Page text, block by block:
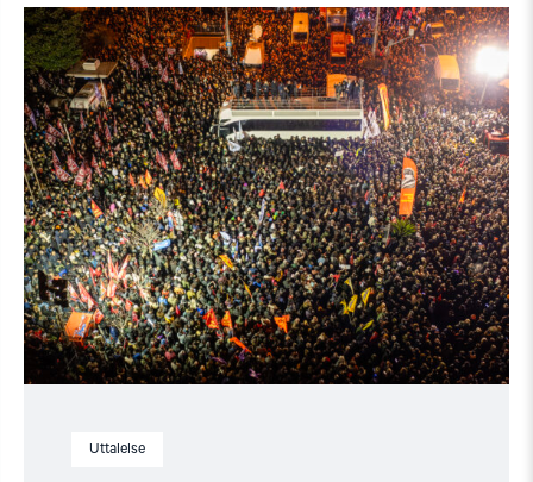
Uttalelse
Read
article
"Tyrkias
demokratiske
fremtid
er
i
fare"